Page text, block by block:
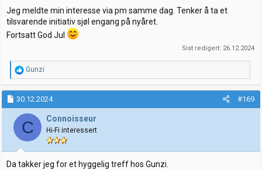
Jeg meldte min interesse via pm samme dag. Tenker å ta et
tilsvarende initiativ sjøl engang på nyåret.
Fortsatt God Jul
Sist redigert: 26.12.2024
R
e
a
k
s
j
o
n
e
r
:
Gunzi
30.12.2024 #169
C Connoisseur
Hi-Fi interessert
Da takker jeg for et hyggelig treff hos Gunzi.